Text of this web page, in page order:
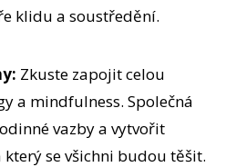
klidu a soustředění.
Zkuste zapojit celou
a mindfulness. Společná
vazby a vytvořit
se všichni budou těšit.